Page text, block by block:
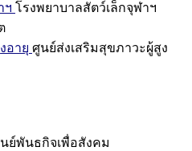
ฯ โรงพยาบาลสัตว์เล็กจุฬาฯ
อายุ ศูนย์ส่งเสริมสุขภาวะผู้สูง
ย์พันธกิจเพื่อสังคม